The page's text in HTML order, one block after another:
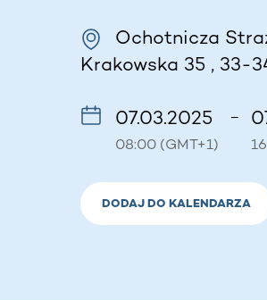
Ochotnicza
Krakowska 35 , 33-
07.03.2025
08:00 (GMT+1)
–
DODAJ DO KALENDARZA